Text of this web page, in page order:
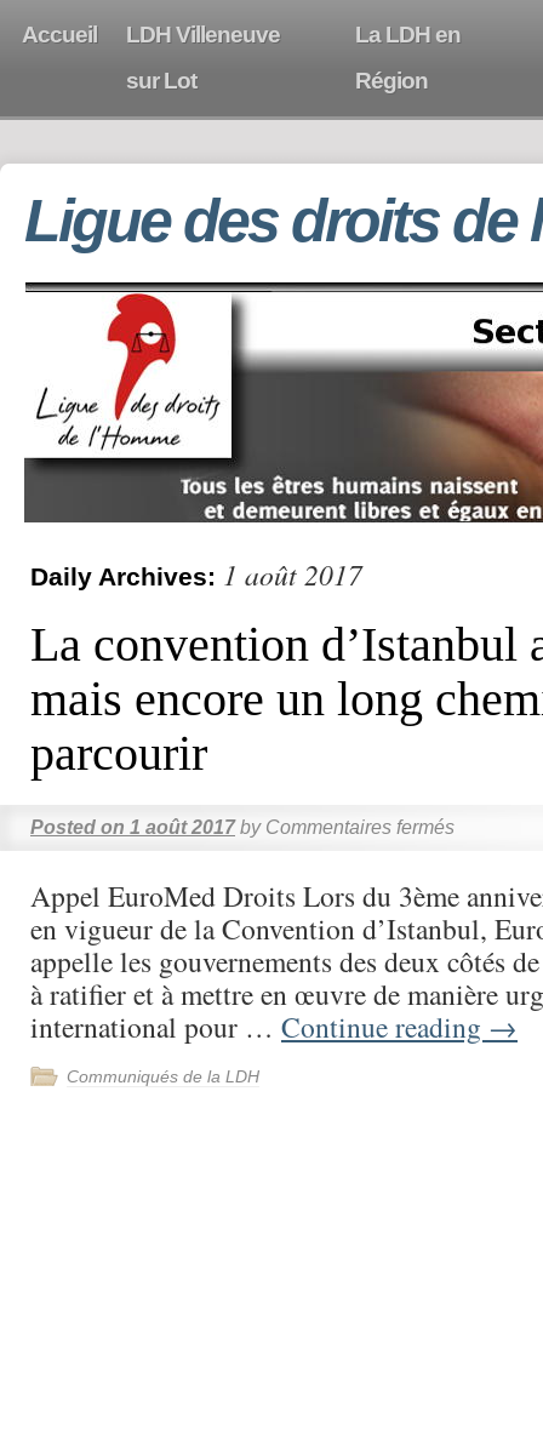
Accueil
LDH Villeneuve
sur Lot
La LDH en
Région
Ligue des droits de
Daily Archives: 1 août 2017
La convention d’Istanbul
mais encore un long
parcourir
Posted on 1 août 2017 by Commentaires fermés
Appel EuroMed Droits Lors du 3ème
en vigueur de la Convention d’Istanbul,
appelle les gouvernements des deux côtés
à ratifier et à mettre en œuvre de manière
international pour … Continue reading →
Communiqués de la LDH